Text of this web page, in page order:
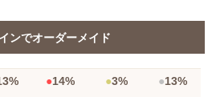
ンでオーダーメイド
14% 3%
13%